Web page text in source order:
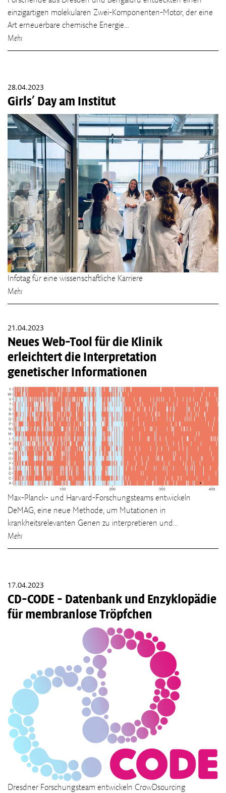
einzigartigen molekularen Zwei-Komponenten-Motor, der eine
Art erneuerbare chemische Energie…
Mehr
28.04.2023
Girls' Day am Institut
Infotag für eine wissenschaftliche Karriere
Mehr
21.04.2023
Neues Web-Tool für die Klinik
erleichtert die Interpretation
genetischer Informationen
Max-Planck- und Harvard-Forschungsteams entwickeln
DeMAG, eine neue Methode, um Mutationen in
krankheitsrelevanten Genen zu interpretieren und…
Mehr
17.04.2023
CD-CODE - Datenbank und Enzyklopädie
für membranlose Tröpfchen
Dresdner Forschungsteam entwickeln CrowDsourcing